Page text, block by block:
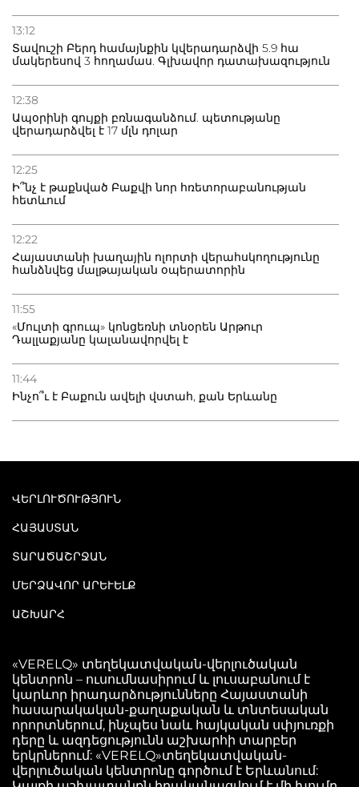
13:12
Տավուշի Բերդ համայնքին կվերադարձվի 5.9 հա
մակերեսով 3 հողամաս. Գլխավոր դատախազություն
12:38
Ապօրինի գույքի բռնագանձում. պետությանը
վերադարձվել է 17 մլն դոլար
12:25
Ի՞նչ է թաքնված Բաքվի նոր հռետորաբանության
հետևում
12:22
Հայաստանի խաղային ոլորտի վերահսկողությունը
հանձնվեց մալթայական օպերատորին
11:55
«Մուլտի գրուպ» կոնցեռնի տնօրեն Արթուր
Դալլաքյանը կալանավորվել է
11:44
Ինչո՞ւ է Բաքուն ավելի վստահ, քան Երևանը
ՎԵՐԼՈՒԾՈՒԹՅՈՒՆ
ՀԱՅԱՍՏԱՆ
ՏԱՐԱԾԱՇՐՋԱՆ
ՄԵՐՁԱՎՈՐ ԱՐԵՒԵԼՔ
ԱՇԽԱՐՀ
«VERELQ» տեղեկատվական-վերլուծական
կենտրոն – ուսումնասիրում և լուսաբանում է
կարևոր իրադարձությունները Հայաստանի
հասարակական-քաղաքական և տնտեսական
որորտներում, ինչպես նաև հայկական սփյուռքի
դերը և ազդեցությունն աշխարհի տարբեր
երկրներում: «VERELQ»տեղեկատվական-
վերլուծական կենտրոնը գործում է Երևանում: